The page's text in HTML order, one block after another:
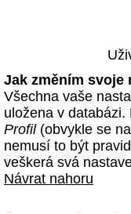
Jak změním svoje
Všechna vaše
uložena v
Profil(obvykle se
nemusí to být
veškerá svá
Návrat nahoru